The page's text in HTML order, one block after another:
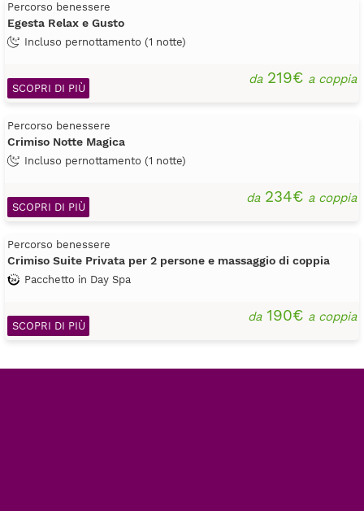
Percorso benessere
Egesta Relax e Gusto
Incluso pernottamento (1 notte)
da219€ a coppia
SCOPRI DI PIÙ
Percorso benessere
Crimiso Notte Magica
Incluso pernottamento (1 notte)
da234€ a coppia
SCOPRI DI PIÙ
Percorso benessere
Crimiso Suite Privata per 2 persone e massaggio di coppia
Pacchetto in Day Spa
da190€ a coppia
SCOPRI DI PIÙ